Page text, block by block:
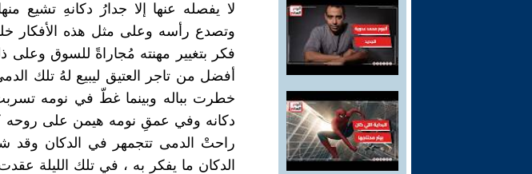
لا يفصله عنها إلا جدارُ دكانهِ تشيع
وتصدع رأسه وعلى مثل هذه الأفكار
فكر بتغيير مهنته مُجاراةً للسوق وعلى
أفضل من تاجر العتيق ليبيع لهُ تلك
خطرت بباله وبينما غطّ في نومه
دكانه وفي عمقِ نومه هيمن على روحه
راحتْ الدمى تتجمهر في الدكان وقد
الدكان ما يفكر به ، في تلك الليلة